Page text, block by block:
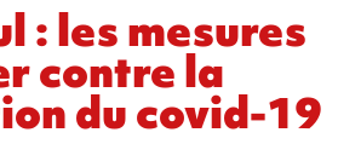
: les mesures
contre la
du covid-19